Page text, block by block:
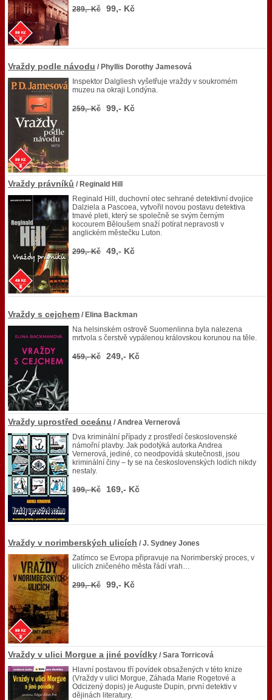
289,- Kč 99,- Kč
Vraždy podle návodu / Phyllis Dorothy Jamesová
Inspektor Dalgliesh vyšetřuje vraždy v soukromém
muzeu na okraji Londýna.
259,- Kč 99,- Kč
Vraždy právníků / Reginald Hill
Reginald Hill, duchovní otec sehrané detektivní dvojice
Dalziela a Pascoea, vytvořil novou postavu detektiva
tmavé pleti, který se společně se svým černým
kocourem Běloušem snaží potírat nepravosti v
anglickém městečku Luton.
299,- Kč 49,- Kč
Vraždy s cejchem / Elina Backman
Na helsinském ostrově Suomenlinna byla nalezena
mrtvola s čerstvě vypálenou královskou korunou na těle.
459,- Kč 249,- Kč
Vraždy uprostřed oceánu / Andrea Vernerová
Dva kriminální případy z prostředí československé
námořní plavby. Jak podotýká autorka Andrea
Vernerová, jediné, co neodpovídá skutečnosti, jsou
kriminální činy – ty se na československých lodích nikdy
nestaly.
199,- Kč 169,- Kč
Vraždy v norimberských ulicích / J. Sydney Jones
Zatímco se Evropa připravuje na Norimberský proces, v
ulicích zničeného města řádí vrah…
299,- Kč 99,- Kč
Vraždy v ulici Morgue a jiné povídky / Sara Torricová
Hlavní postavou tří povídek obsažených v této knize
(Vraždy v ulici Morgue, Záhada Marie Rogetové a
Odcizený dopis) je Auguste Dupin, první detektiv v
dějinách literatury.